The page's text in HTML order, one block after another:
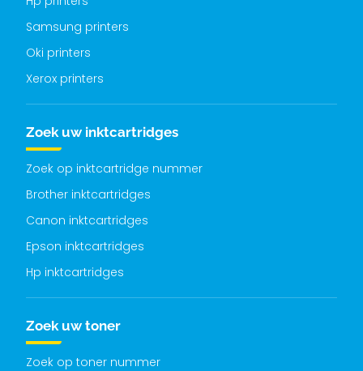
Samsung printers
Oki printers
Xerox printers
Zoek uw inktcartridges
Zoek op inktcartridge nummer
Brother inktcartridges
Canon inktcartridges
Epson inktcartridges
Hp inktcartridges
Zoek uw toner
Zoek op toner nummer